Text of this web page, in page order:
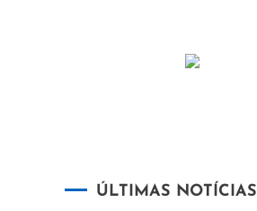
ÚLTIMAS NOTÍCIAS